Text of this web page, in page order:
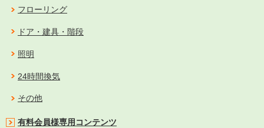
フローリング
ドア・建具・階段
照明
24時間換気
その他
有料会員様専用コンテンツ